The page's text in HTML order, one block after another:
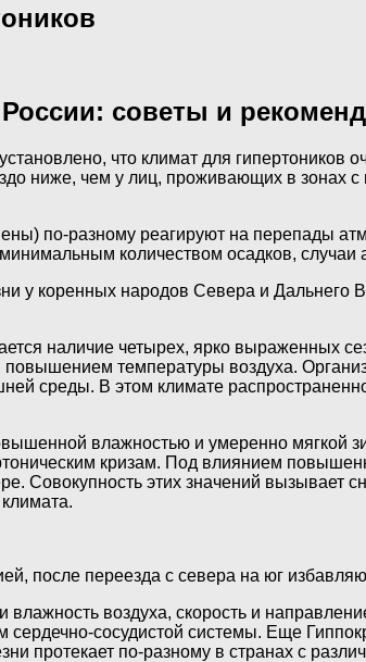
советы и
что климат для
ниже, чем у лиц, проживающих в зонах
по-разному реагируют на перепады
количеством осадков, случаи
у коренных народов Севера и
наличие четырех, ярко выраженных
температуры воздуха.
среды. В этом климате
влажностью и умеренно
кризам. Под влиянием
Совокупность этих значений вызывает
после переезда с севера на юг
воздуха, скорость и
сосудистой системы. Еще
протекает по-разному в странах с